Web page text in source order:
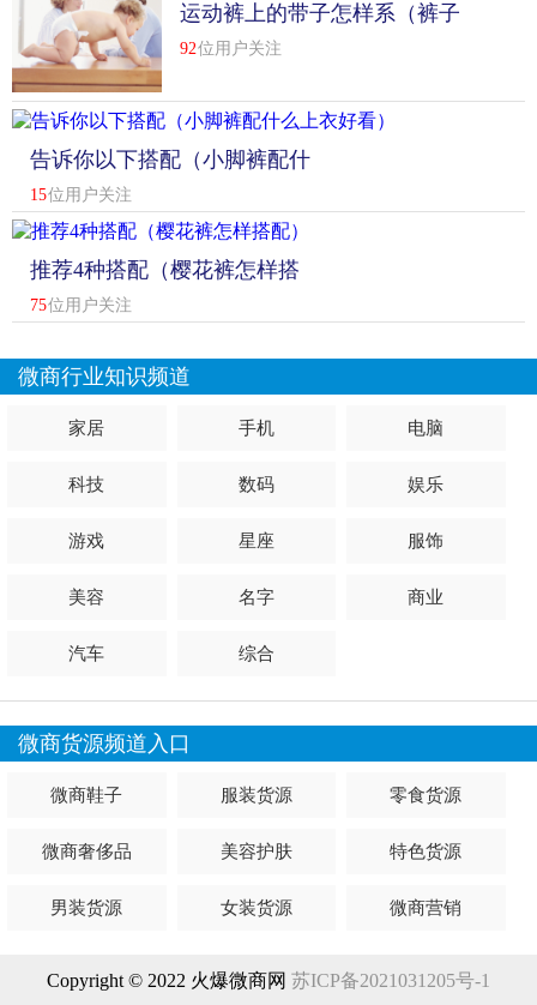
运动裤上的带子怎样系（裤子
绳子腰带怎样系）
92位用户关注
告诉你以下搭配（小脚裤配什
么上衣好看）
15位用户关注
推荐4种搭配（樱花裤怎样搭
配）
75位用户关注
微商行业知识频道
家居 手机 电脑
科技 数码 娱乐
游戏 星座 服饰
美容 名字 商业
汽车 综合
微商货源频道入口
微商鞋子 服装货源 零食货源
微商奢侈品 美容护肤 特色货源
男装货源 女装货源 微商营销
Copyright © 2022 火爆微商网 苏ICP备2021031205号-1